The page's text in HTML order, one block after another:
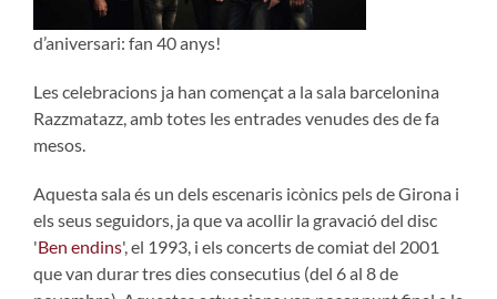
d’aniversari: fan 40 anys!
Les celebracions ja han començat a la sala barcelonina
Razzmatazz, amb totes les entrades venudes des de fa
mesos.
Aquesta sala és un dels escenaris icònics pels de Girona i
els seus seguidors, ja que va acollir la gravació del disc
'Ben endins', el 1993, i els concerts de comiat del 2001
que van durar tres dies consecutius (del 6 al 8 de